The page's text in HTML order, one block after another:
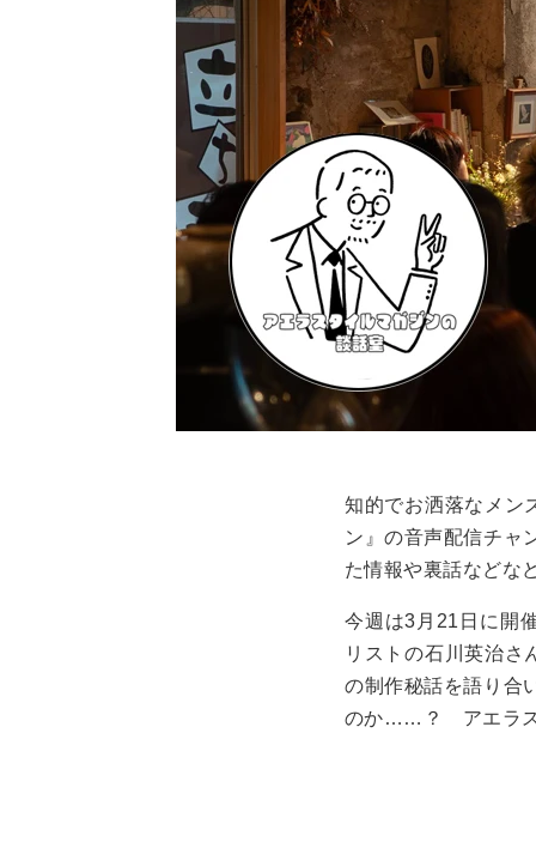
知的でお洒落なメン
ン』の音声配信チャ
た情報や裏話などな
今週は3 月 21 日に開
リストの石川英治さ
の制作秘話を語り合
のか……？ アエラス